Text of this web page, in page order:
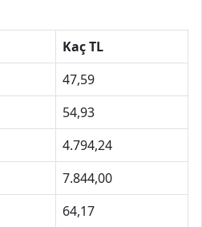
Kaç TL
47,59
54,93
4.794,24
7.844,00
64,17